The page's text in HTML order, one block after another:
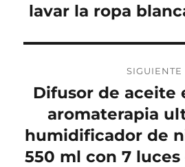
lavar la ropa
SIGUIENTE
Entrada
siguiente:
Difusor de aceite
aromaterapia
humidificador de
550 ml con 7